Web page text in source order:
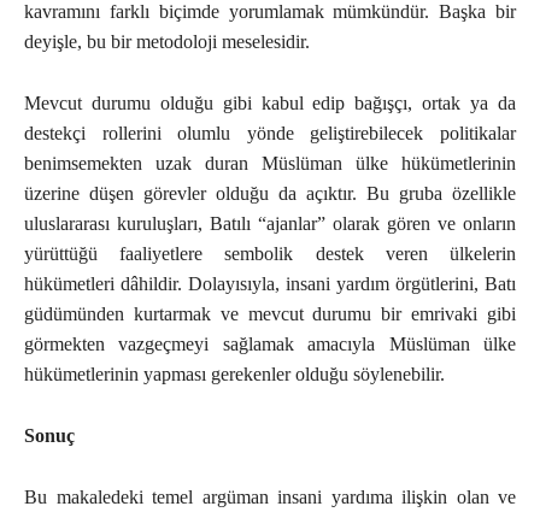
kavramını farklı biçimde yorumlamak mümkündür. Başka bir
deyişle, bu bir metodoloji meselesidir.
Mevcut durumu olduğu gibi kabul edip bağışçı, ortak ya da
destekçi rollerini olumlu yönde geliştirebilecek politikalar
benimsemekten uzak duran Müslüman ülke hükümetlerinin
üzerine düşen görevler olduğu da açıktır. Bu gruba özellikle
uluslararası kuruluşları, Batılı “ajanlar” olarak gören ve onların
yürüttüğü faaliyetlere sembolik destek veren ülkelerin
hükümetleri dâhildir. Dolayısıyla, insani yardım örgütlerini, Batı
güdümünden kurtarmak ve mevcut durumu bir emrivaki gibi
görmekten vazgeçmeyi sağlamak amacıyla Müslüman ülke
hükümetlerinin yapması gerekenler olduğu söylenebilir.
Sonuç
Bu makaledeki temel argüman insani yardıma ilişkin olan ve